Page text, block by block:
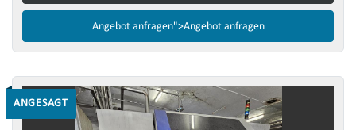
Angebot anfragen">Angebot anfragen
ANGESAGT